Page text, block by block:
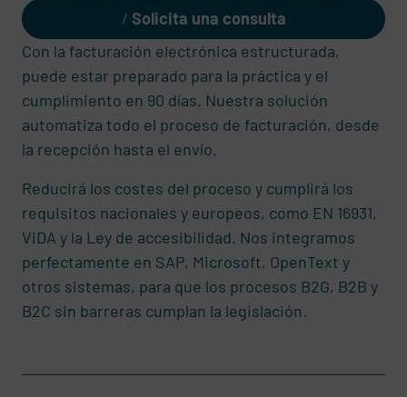
Solicita una consulta
Con la facturación electrónica estructurada,
puede estar preparado para la práctica y el
cumplimiento en 90 días. Nuestra solución
automatiza todo el proceso de facturación, desde
la recepción hasta el envío.
Reducirá los costes del proceso y cumplirá los
requisitos nacionales y europeos, como EN 16931,
ViDA y la Ley de accesibilidad. Nos integramos
perfectamente en SAP, Microsoft, OpenText y
otros sistemas, para que los procesos B2G, B2B y
B2C sin barreras cumplan la legislación.